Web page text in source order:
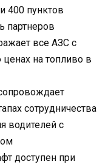
400 пунктов
партнеров
все АЗС с
на топливо в
сотрудничества
водителей с
доступен при